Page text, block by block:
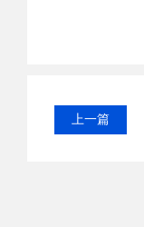
上一篇